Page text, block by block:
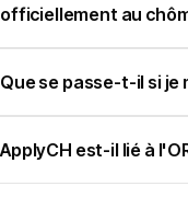
officiellement au
Que se passe-t-il si je
ApplyCH est-il lié à